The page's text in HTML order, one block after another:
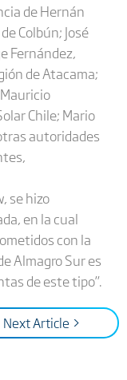
de Hernán
Colbún; José
Fernández,
de Atacama;
Chile; Mario
autoridades
se hizo
en la cual
con la
Almagro Sur es
de este tipo”.
Next Article >